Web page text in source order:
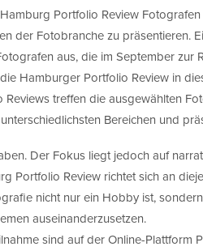
Portfolio Review
der Fotobranche zu präsentieren.
aus, die im September zur
Hamburger Portfolio Review in
treffen die ausgewählten
Bereichen und
Der Fokus liegt jedoch auf
Portfolio Review richtet sich an
nicht nur ein Hobby ist,
auseinanderzusetzen.
sind auf der Online-Plattform